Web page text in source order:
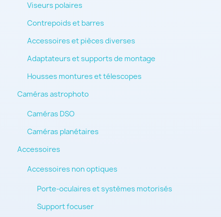
Viseurs polaires
Contrepoids et barres
Accessoires et pièces diverses
Adaptateurs et supports de montage
Housses montures et télescopes
Caméras astrophoto
Caméras DSO
Caméras planétaires
Accessoires
Accessoires non optiques
Porte-oculaires et systèmes motorisés
Support focuser